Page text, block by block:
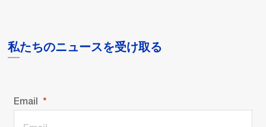
私たちのニュースを受け取る
Email